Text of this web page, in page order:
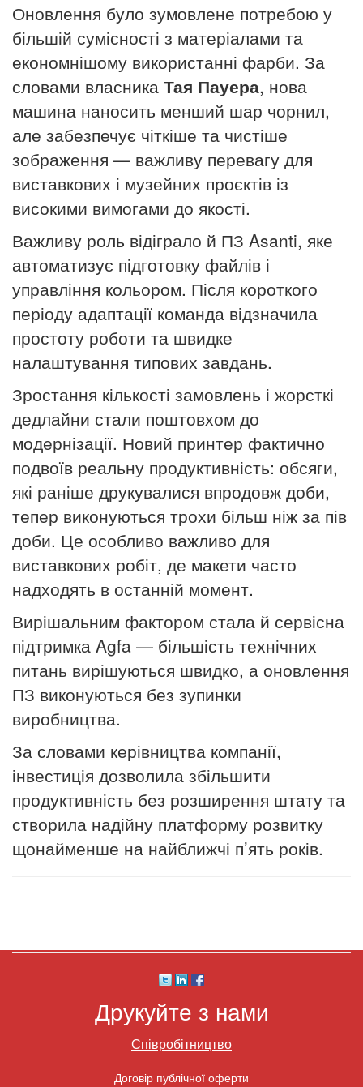
Оновлення було зумовлене потребою у
більшій сумісності з матеріалами та
економнішому використанні фарби. За
словами власника Тая Пауера, нова
машина наносить менший шар чорнил,
але забезпечує чіткіше та чистіше
зображення — важливу перевагу для
виставкових і музейних проєктів із
високими вимогами до якості.
Важливу роль відіграло й ПЗ Asanti, яке
автоматизує підготовку файлів і
управління кольором. Після короткого
періоду адаптації команда відзначила
простоту роботи та швидке
налаштування типових завдань.
Зростання кількості замовлень і жорсткі
дедлайни стали поштовхом до
модернізації. Новий принтер фактично
подвоїв реальну продуктивність: обсяги,
які раніше друкувалися впродовж доби,
тепер виконуються трохи більш ніж за пів
доби. Це особливо важливо для
виставкових робіт, де макети часто
надходять в останній момент.
Вирішальним фактором стала й сервісна
підтримка Agfa — більшість технічних
питань вирішуються швидко, а оновлення
ПЗ виконуються без зупинки
виробництва.
За словами керівництва компанії,
інвестиція дозволила збільшити
продуктивність без розширення штату та
створила надійну платформу розвитку
щонайменше на найближчі п’ять років.
Друкуйте з нами
Співробітництво
Договір публічної оферти